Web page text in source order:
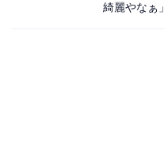
綺麗やなぁ」